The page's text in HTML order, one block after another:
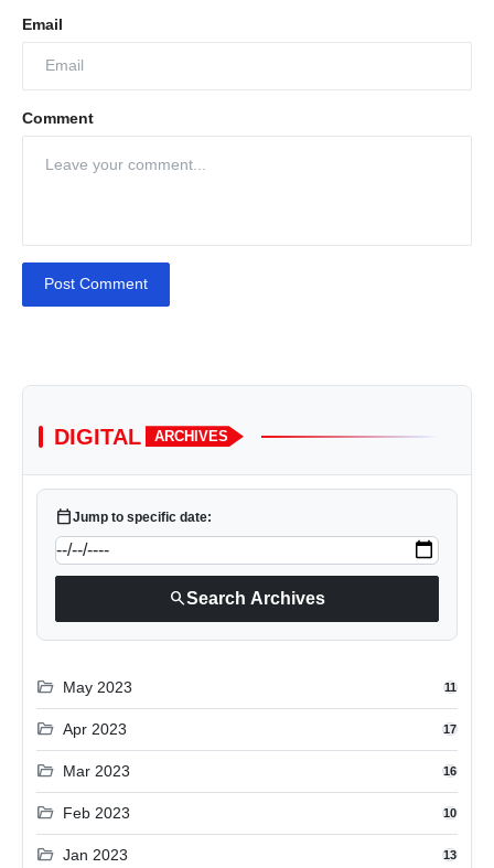
Email
Comment
Post Comment
DIGITAL ARCHIVES
calendar_todayJump to specific date:
searchSearch Archives
folder_open May 2023 11
folder_open Apr 2023 17
folder_open Mar 2023 16
folder_open Feb 2023 10
folder_open Jan 2023 13